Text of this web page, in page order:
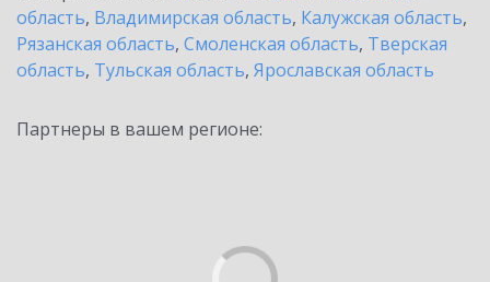
область, Владимирская область, Калужская область,
Рязанская область, Смоленская область, Тверская
область, Тульская область, Ярославская область
Партнеры в вашем регионе: